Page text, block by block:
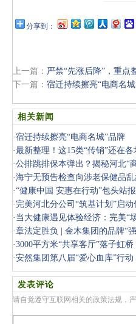
分享到：
上一篇： 严禁“先涨后降”，重点
下一篇： 宿迁持续擦亮“电商名
相关新闻
·宿迁持续擦亮“电商名城”品牌
·最新整理！这15类“传销”还在
了好多
·公排跳排保本弹出？揭秘河北“
一场精
·海宁无预告检查向涉老保健品乱
·“健康中国 安惠在行动”包头站
· 完美河北分公司“筑基计划”启
· 当大健康遇见体验经济：完美“
桥
·章法定胜负 | 金木集团的品牌“
·3000平方米“共享客厅”落子虹
验新征程
·安然集团第八届“爱心血库”行
发表评论
请自觉遵守互联网相关的政策法规，